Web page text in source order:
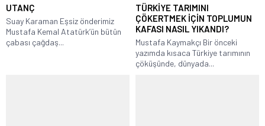
UTANÇ
Suay Karaman Eşsiz önderimiz
Mustafa Kemal Atatürk’ün bütün
çabası çağdaş...
TÜRKİYE TARIMINI
ÇÖKERTMEK İÇİN TOPLUMUN
KAFASI NASIL YIKANDI?
Mustafa Kaymakçı Bir önceki
yazımda kısaca Türkiye tarımının
çöküşünde, dünyada...